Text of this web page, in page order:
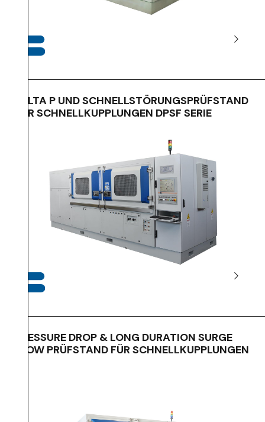
DELTA P UND SCHNELLSTÖRUNGSPRÜFSTAND
FÜR SCHNELLKUPPLUNGEN DPSF SERIE
PRESSURE DROP & LONG DURATION SURGE
FLOW PRÜFSTAND FÜR SCHNELLKUPPLUNGEN